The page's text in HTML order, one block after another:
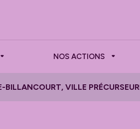
NOS ACTIONS
BILLANCOURT, VILLE